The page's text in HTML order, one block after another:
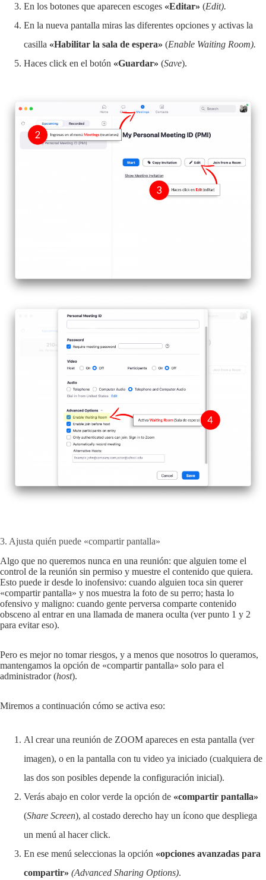
En los botones que aparecen escoges «Editar» (Edit).
En la nueva pantalla miras las diferentes opciones y activas la
casilla «Habilitar la sala de espera» (Enable Waiting Room).
Haces click en el botón «Guardar» (Save).
3. Ajusta quién puede «compartir pantalla»
Algo que no queremos nunca en una reunión: que alguien tome el
control de la reunión sin permiso y muestre el contenido que quiera.
Esto puede ir desde lo inofensivo: cuando alguien toca sin querer
«compartir pantalla» y nos muestra la foto de su perro; hasta lo
ofensivo y maligno: cuando gente perversa comparte contenido
obsceno al entrar en una llamada de manera oculta (ver punto 1 y 2
para evitar eso).
Pero es mejor no tomar riesgos, y a menos que nosotros lo queramos,
mantengamos la opción de «compartir pantalla» solo para el
administrador (host).
Miremos a continuación cómo se activa eso:
Al crear una reunión de ZOOM apareces en esta pantalla (ver
imagen), o en la pantalla con tu video ya iniciado (cualquiera de
las dos son posibles depende la configuración inicial).
Verás abajo en color verde la opción de «compartir pantalla»
(Share Screen), al costado derecho hay un ícono que despliega
un menú al hacer click.
En ese menú seleccionas la opción «opciones avanzadas para
compartir» (Advanced Sharing Options).